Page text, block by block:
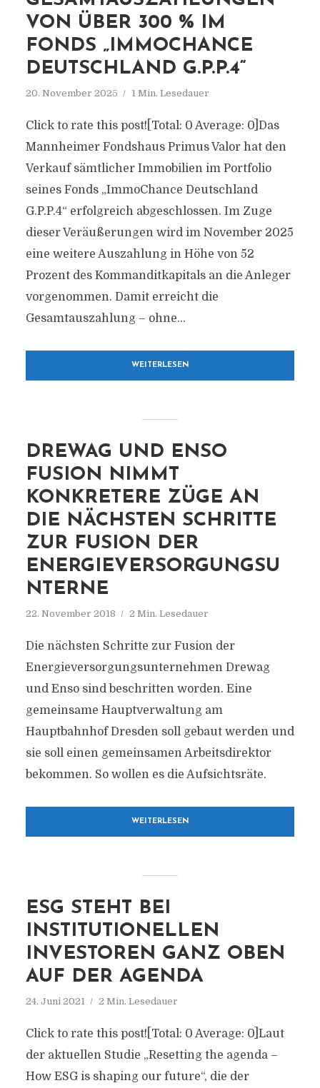
VON ÜBER 300 % IM
FONDS „IMMOCHANCE
DEUTSCHLAND G.P.P.4“
20. November 2025 1 Min. Lesedauer
Click to rate this post![Total: 0 Average: 0]Das
Mannheimer Fondshaus Primus Valor hat den
Verkauf sämtlicher Immobilien im Portfolio
seines Fonds „ImmoChance Deutschland
G.P.P.4“ erfolgreich abgeschlossen. Im Zuge
dieser Veräußerungen wird im November 2025
eine weitere Auszahlung in Höhe von 52
Prozent des Kommanditkapitals an die Anleger
vorgenommen. Damit erreicht die
Gesamtauszahlung – ohne...
WEITERLESEN
DREWAG UND ENSO
FUSION NIMMT
KONKRETERE ZÜGE AN
DIE NÄCHSTEN SCHRITTE
ZUR FUSION DER
ENERGIEVERSORGUNGSU
NTERNE
22. November 2018 2 Min. Lesedauer
Die nächsten Schritte zur Fusion der
Energieversorgungsunternehmen Drewag
und Enso sind beschritten worden. Eine
gemeinsame Hauptverwaltung am
Hauptbahnhof Dresden soll gebaut werden und
sie soll einen gemeinsamen Arbeitsdirektor
bekommen. So wollen es die Aufsichtsräte.
WEITERLESEN
ESG STEHT BEI
INSTITUTIONELLEN
INVESTOREN GANZ OBEN
AUF DER AGENDA
24. Juni 2021 2 Min. Lesedauer
Click to rate this post![Total: 0 Average: 0]Laut
der aktuellen Studie „Resetting the agenda –
How ESG is shaping our future“, die der